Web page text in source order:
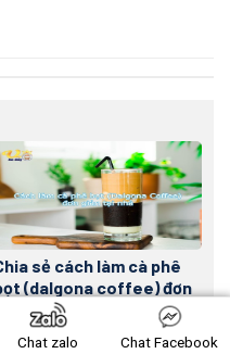
sẻ cách làm cà phê
(dalgona coffee) đơn
giản tại nhà
Chat zalo Chat Facebook